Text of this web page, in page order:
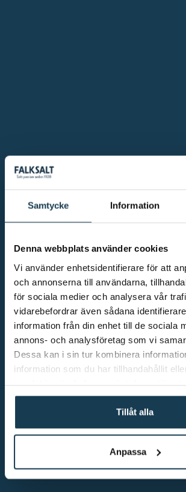
Samtycke Information
Denna webbplats använder cookies
Vi använder enhetsidentifierare för att
och annonserna till användarna,
för sociala medier och analysera vår
vidarebefordrar även sådana
information från din enhet till de sociala
annons- och analysföretag som vi
Dessa kan i sin tur kombinera
information som du har tillhandahållit
Tillåt alla
Anpassa